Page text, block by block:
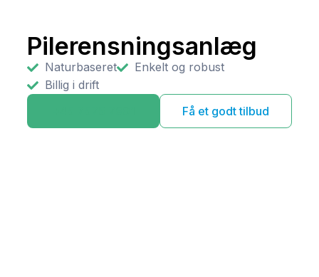
Pilerensningsanlæg
Naturbaseret
Enkelt og robust
Billig i drift
Få et godt tilbud